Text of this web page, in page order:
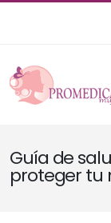
Guía de
proteger tu